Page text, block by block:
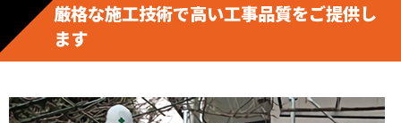
厳格な施工技術で高い工事品質をご提供し
ます